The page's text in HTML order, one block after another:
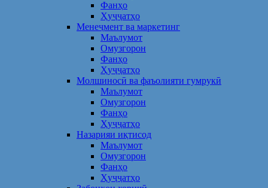
Фанҳо
Ҳуҷҷатҳо
Менеҷмент ва маркетинг
Маълумот
Омузгорон
Фанҳо
Ҳуҷҷатҳо
Молшиносӣ ва фаъолияти гумрукӣ
Маълумот
Омузгорон
Фанҳо
Ҳуҷҷатҳо
Назарияи иқтисод
Маълумот
Омузгорон
Фанҳо
Ҳуҷҷатҳо